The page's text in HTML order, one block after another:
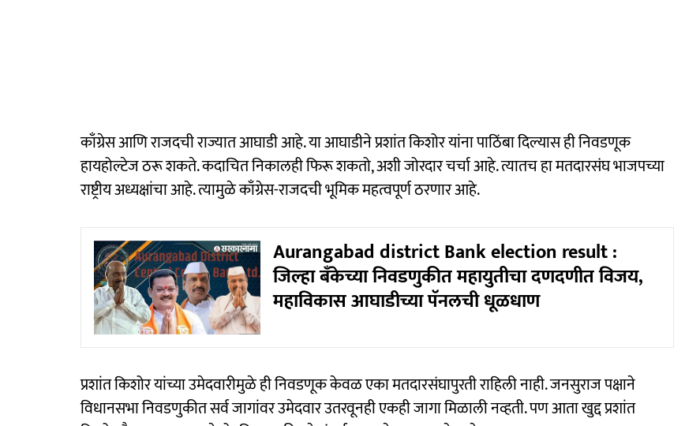
काँग्रेस आणि राजदची राज्यात आघाडी आहे. या आघाडीने प्रशांत किशोर यांना पाठिंबा दिल्यास ही निवडणूक
हायहोल्टेज ठरू शकते. कदाचित निकालही फिरू शकतो, अशी जोरदार चर्चा आहे. त्यातच हा मतदारसंघ भाजपच्या
राष्ट्रीय अध्यक्षांचा आहे. त्यामुळे काँग्रेस-राजदची भूमिक महत्वपूर्ण ठरणार आहे.
Aurangabad district Bank election result :
जिल्हा बँकेच्या निवडणुकीत महायुतीचा दणदणीत विजय,
महाविकास आघाडीच्या पॅनलची धूळधाण
प्रशांत किशोर यांच्या उमेदवारीमुळे ही निवडणूक केवळ एका मतदारसंघापुरती राहिली नाही. जनसुराज पक्षाने
विधानसभा निवडणुकीत सर्व जागांवर उमेदवार उतरवूनही एकही जागा मिळाली नव्हती. पण आता खुद्द प्रशांत